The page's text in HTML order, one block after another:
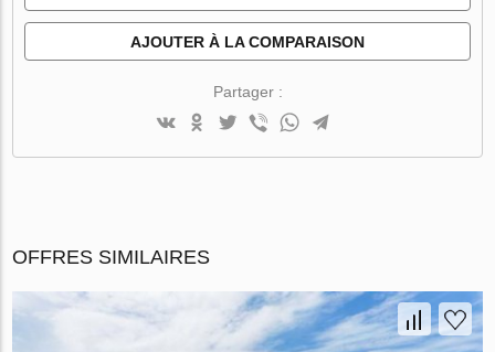
AJOUTER À LA COMPARAISON
Partager :
OFFRES SIMILAIRES